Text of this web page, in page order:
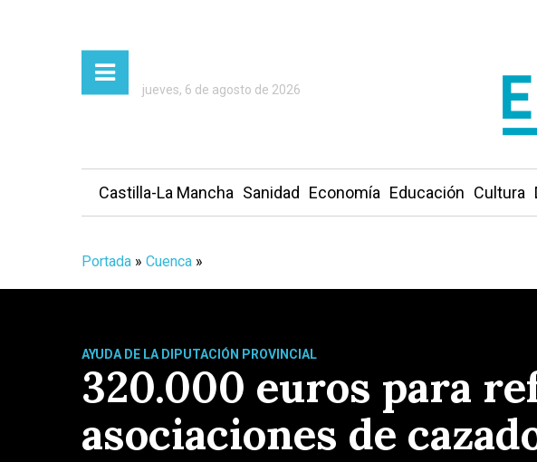
jueves, 6 de agosto de 2026
Castilla-La Mancha Sanidad Economía Educación Cultura
Portada » Cuenca »
AYUDA DE LA DIPUTACIÓN PROVINCIAL
320.000 euros para
asociaciones de